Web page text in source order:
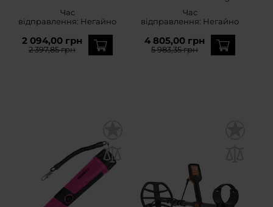
Час
відправлення: Негайно
2 094,00 грн
2 397,85 грн
Час
відправлення: Негайно
4 805,00 грн
5 983,35 грн